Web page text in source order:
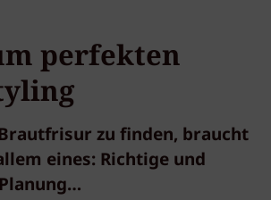
perfekten
zu finden, braucht
eines: Richtige und